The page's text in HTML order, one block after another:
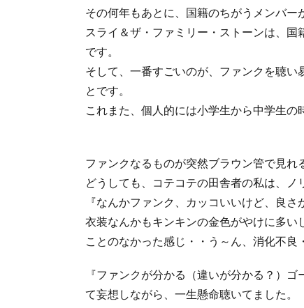
その何年もあとに、国籍のちがうメンバー
スライ＆ザ・ファミリー・ストーンは、
です。
そして、一番すごいのが、ファンクを聴
とです。
これまた、個人的には小学生から中学生の
ファンクなるものが突然ブラウン管で見れ
どうしても、コテコテの田舎者の私は、ノ
『なんかファンク、カッコいいけど、良
衣装なんかもキンキンの金色がやけに多
ことのなかった感じ・・う～ん、消化不良
『ファンクが分かる（違いが分かる？）
て妄想しながら、一生懸命聴いてました。